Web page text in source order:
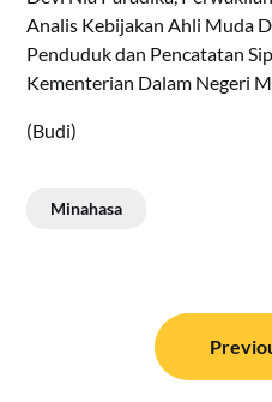
Analis Kebijakan Ahli Muda
Penduduk dan Pencatatan
Kementerian Dalam Negeri
(Budi)
Minahasa